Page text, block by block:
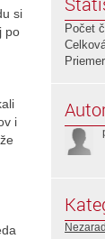
si
po
i
Počet